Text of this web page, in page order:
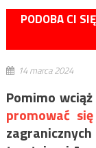
PODOBA CI
14 marca 2024
Pomimo
promować się